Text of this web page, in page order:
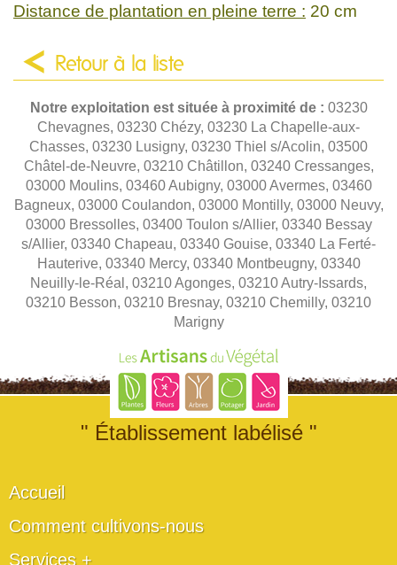
Distance de plantation en pleine terre : 20 cm
Retour à la liste
Notre exploitation est située à proximité de : 03230
Chevagnes, 03230 Chézy, 03230 La Chapelle-aux-
Chasses, 03230 Lusigny, 03230 Thiel s/Acolin, 03500
Châtel-de-Neuvre, 03210 Châtillon, 03240 Cressanges,
03000 Moulins, 03460 Aubigny, 03000 Avermes, 03460
Bagneux, 03000 Coulandon, 03000 Montilly, 03000 Neuvy,
03000 Bressolles, 03400 Toulon s/Allier, 03340 Bessay
s/Allier, 03340 Chapeau, 03340 Gouise, 03340 La Ferté-
Hauterive, 03340 Mercy, 03340 Montbeugny, 03340
Neuilly-le-Réal, 03210 Agonges, 03210 Autry-Issards,
03210 Besson, 03210 Bresnay, 03210 Chemilly, 03210
Marigny
" Établissement labélisé "
Accueil
Comment cultivons-nous
Services +